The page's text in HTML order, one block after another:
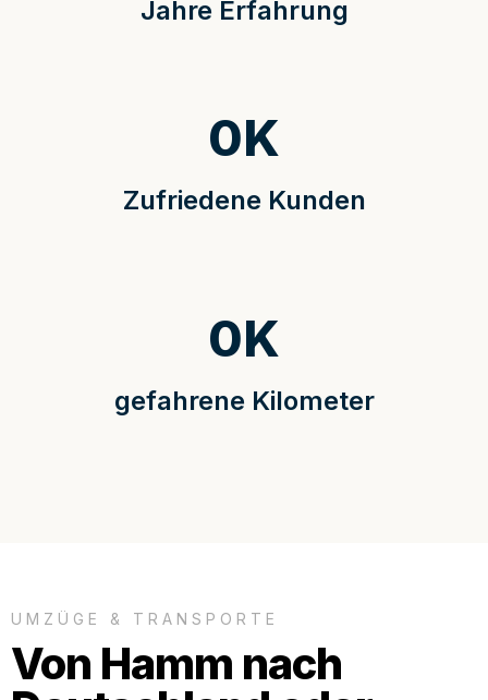
Jahre Erfahrung
Zufriedene Kunden
0K
gefahrene Kilometer
0K
UMZÜGE & TRANSPORTE
Von Hamm nach